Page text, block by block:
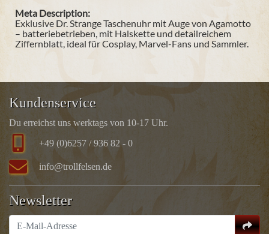
Meta Description:
Exklusive Dr. Strange Taschenuhr mit Auge von Agamotto
– batteriebetrieben, mit Halskette und detailreichem
Ziffernblatt, ideal für Cosplay, Marvel-Fans und Sammler.
Kundenservice
Du erreichst uns werktags von 10-17 Uhr.
+49 (0)6257 / 936 82 - 0
info@trollfelsen.de
Newsletter